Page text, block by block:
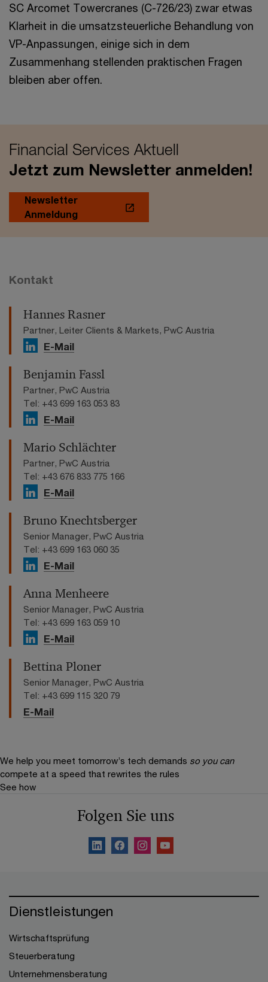
SC Arcomet Towercranes (C-726/23) zwar etwas
Klarheit in die umsatzsteuerliche Behandlung von
VP-Anpassungen, einige sich in dem
Zusammenhang stellenden praktischen Fragen
bleiben aber offen.
Financial Services Aktuell
Jetzt zum Newsletter anmelden!
Newsletter
Anmeldung
Kontakt
Hannes Rasner
Partner, Leiter Clients & Markets, PwC Austria
E-Mail
Benjamin Fassl
Partner, PwC Austria
Tel: +43 699 163 053 83
E-Mail
Mario Schlächter
Partner, PwC Austria
Tel: +43 676 833 775 166
E-Mail
Bruno Knechtsberger
Senior Manager, PwC Austria
Tel: +43 699 163 060 35
E-Mail
Anna Menheere
Senior Manager, PwC Austria
Tel: +43 699 163 059 10
E-Mail
Bettina Ploner
Senior Manager, PwC Austria
Tel: +43 699 115 320 79
E-Mail
We help you meet tomorrow’s tech demands so you can
compete at a speed that rewrites the rules
See how
Folgen Sie uns
Dienstleistungen
Wirtschaftsprüfung
Steuerberatung
Unternehmensberatung